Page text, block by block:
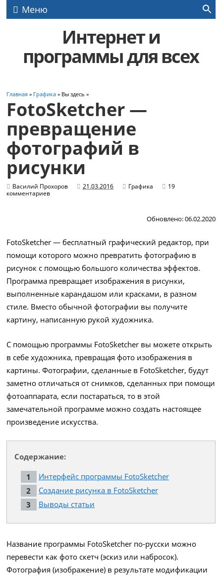
Меню
Интернет и
программы для всех
Главная » Графика » Вы здесь »
FotoSketcher —
превращение
фотографий в
рисунки
Василий Прохоров 21.03.2016 Графика
19
комментариев
Обновлено: 06.02.2020
FotoSketcher — бесплатный графический редактор, при
помощи которого можно превратить фотографию в
рисунок с помощью большого количества эффектов.
Программа превращает изображения в рисунки,
выполненные карандашом или красками, в разном
стиле. Вместо обычной фотографии вы получите
картину, написанную рукой художника.
С помощью программы FotoSketcher вы можете открыть
в себе художника, превращая фото изображения в
картины. Фотографии, сделанные в FotoSketcher, будут
заметно отличаться от снимков, сделанных при помощи
фотоаппарата, если постараться, то в этой
замечательной программе можно создать настоящее
произведение искусства.
Содержание:
Интерфейс программы FotoSketcher
Создание рисунка в FotoSketcher
Выводы статьи
Название программы FotoSketcher по-русски можно
перевести как фото скетч (эскиз или набросок).
Фотография (изображение) в результате модификации